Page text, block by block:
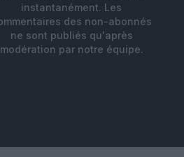
instantanément. Les
des non-abonnés
ne sont publiés qu'après
modération par notre équipe.